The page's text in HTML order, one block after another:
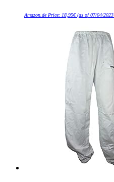
Amazon.de Price: 18,95€(as of 07/04/2023